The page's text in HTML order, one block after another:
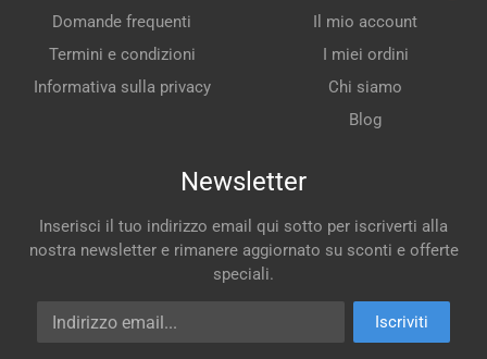
Domande frequenti
Termini e condizioni
Informativa sulla privacy
Il mio account
I miei ordini
Chi siamo
Blog
Newsletter
Inserisci il tuo indirizzo email qui sotto per iscriverti alla
nostra newsletter e rimanere aggiornato su sconti e offerte
speciali.
Indirizzo email
Iscriviti